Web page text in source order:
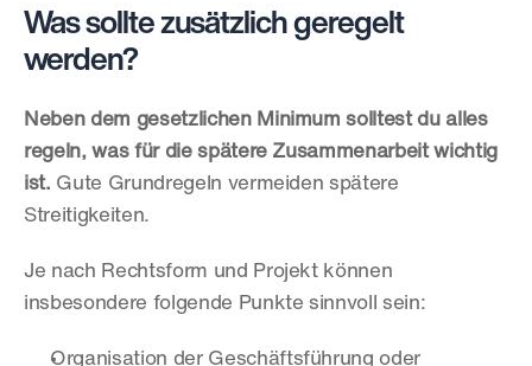
Was sollte zusätzlich geregelt
werden?
Neben dem gesetzlichen Minimum solltest du alles
regeln, was für die spätere Zusammenarbeit wichtig
ist. Gute Grundregeln vermeiden spätere
Streitigkeiten.
Je nach Rechtsform und Projekt können
insbesondere folgende Punkte sinnvoll sein:
Organisation der Geschäftsführung oder